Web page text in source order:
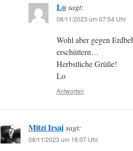
Losagt:
08/11/2023 um 07:54 Uhr
Wohl aber gegen
erschüttern…
Herbstliche Grüße!
Lo
Antworten
Mitzi Irsajsagt:
08/11/2023 um 16:07 Uhr